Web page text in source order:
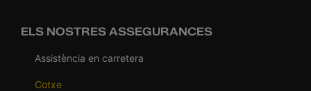
ELS NOSTRES ASSEGURANCES
Assistència en carretera
Cotxe